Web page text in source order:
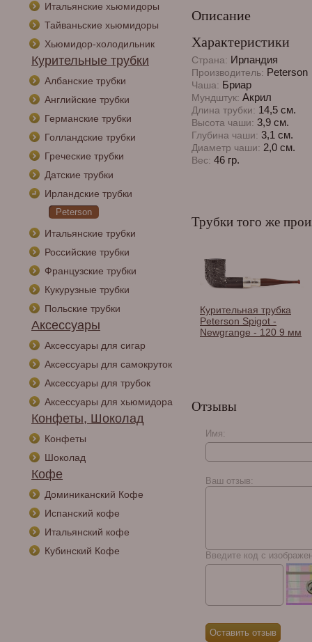
Итальянские хьюмидоры
Тайваньские хьюмидоры
Хьюмидор-холодильник
Курительные трубки
Албанские трубки
Английские трубки
Германские трубки
Голландские трубки
Греческие трубки
Датские трубки
Ирландские трубки
Peterson
Итальянские трубки
Российские трубки
Французские трубки
Кукурузные трубки
Польские трубки
Аксессуары
Аксессуары для сигар
Аксессуары для самокруток
Аксессуары для трубок
Аксессуары для хьюмидора
Конфеты, Шоколад
Конфеты
Шоколад
Кофе
Доминиканский Кофе
Испанский кофе
Итальянский кофе
Кубинский Кофе
Описание
Характеристики
Страна: Ирландия
Производитель: Peterson
Чаша: Бриар
Мундштук: Акрил
Длина трубки: 14,5 см.
Высота чаши: 3,9 см.
Глубина чаши: 3,1 см.
Диаметр чаши: 2,0 см.
Вес: 46 гр.
Трубки того же
Курительная трубка
Peterson Spigot -
Newgrange - 120 9 мм
Курительная трубка
P-Lip, без фильтра
Отзывы
Имя:
Ваш отзыв:
Введите код с